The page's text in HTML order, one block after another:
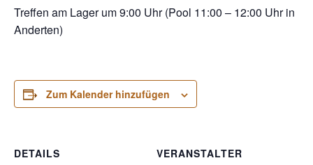
Treffen am Lager um 9:00 Uhr (Pool 11:00 – 12:00 Uhr in
Anderten)
Zum Kalender hinzufügen
DETAILS
VERANSTALTER